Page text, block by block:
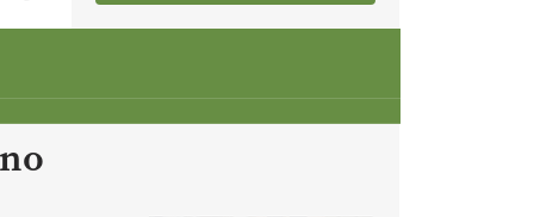
Ameriške borovnice so odlična
izbira za ekološko pridelavo.
https://t.co/tQd9tB1THk